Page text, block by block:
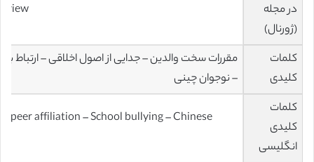
در مجله
(ژورنال)
Children and Youth Services Review
کلمات
کلیدی
مقررات سخت والدین – جدایی از اصول اخلاقی – ارتباط
– نوجوان چینی
کلمات
کلیدی
انگلیسی
peer affiliation – School bullying – Chinese